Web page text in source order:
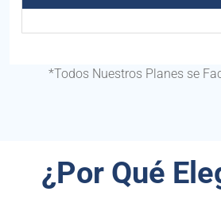
*Todos Nuestros Planes se
¿Por Qué